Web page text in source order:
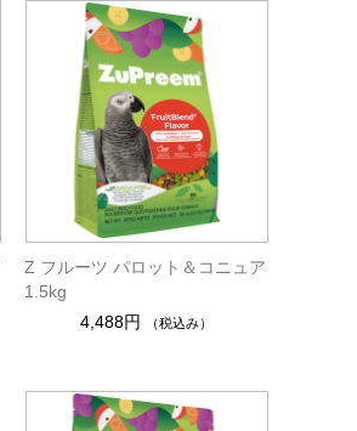
Z フルーツ パロット＆コニュア
1.5kg
4,488円
（税込み）